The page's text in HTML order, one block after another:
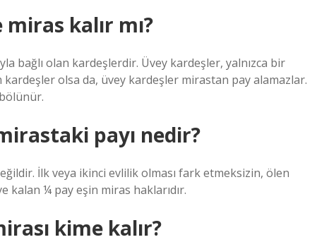
kalır mı?
bağlı olan kardeşlerdir. Üvey kardeşler, yalnızca bir
olsa da, üvey kardeşler mirastan pay alamazlar.
payı nedir?
İlk veya ikinci evlilik olması fark etmeksizin, ölen
kalan ¼ pay eşin miras haklarıdır.
kime kalır?